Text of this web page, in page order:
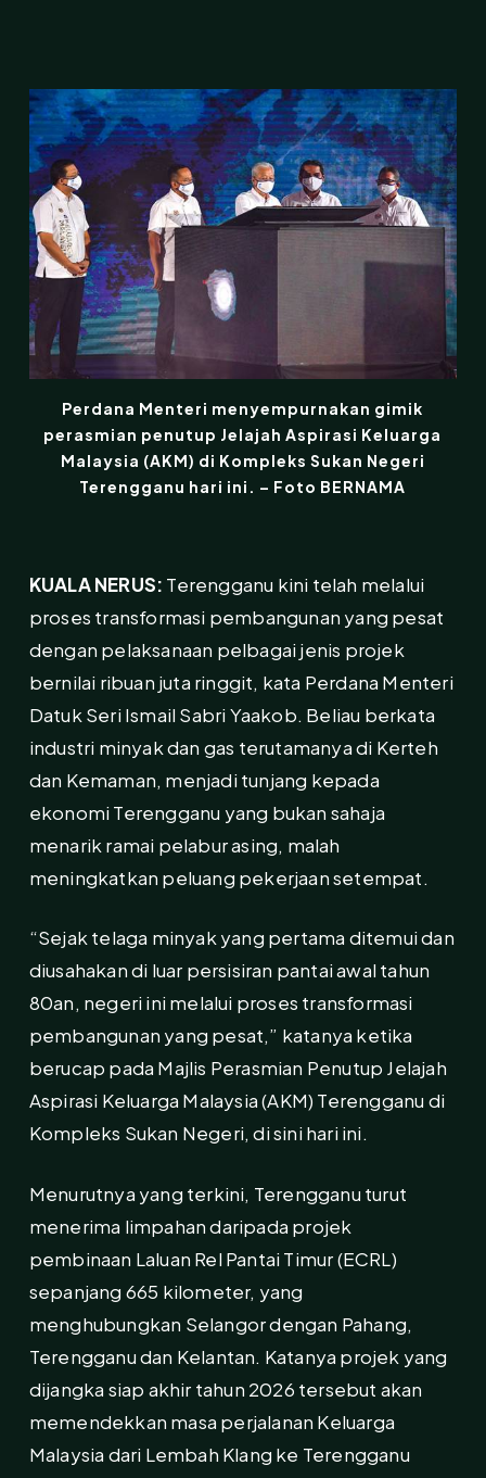
Perdana Menteri menyempurnakan gimik
perasmian penutup Jelajah Aspirasi Keluarga
Malaysia (AKM) di Kompleks Sukan Negeri
Terengganu hari ini. – Foto BERNAMA
KUALA NERUS: Terengganu kini telah melalui
proses transformasi pembangunan yang pesat
dengan pelaksanaan pelbagai jenis projek
bernilai ribuan juta ringgit, kata Perdana Menteri
Datuk Seri Ismail Sabri Yaakob. Beliau berkata
industri minyak dan gas terutamanya di Kerteh
dan Kemaman, menjadi tunjang kepada
ekonomi Terengganu yang bukan sahaja
menarik ramai pelabur asing, malah
meningkatkan peluang pekerjaan setempat.
“Sejak telaga minyak yang pertama ditemui dan
diusahakan di luar persisiran pantai awal tahun
80an, negeri ini melalui proses transformasi
pembangunan yang pesat,” katanya ketika
berucap pada Majlis Perasmian Penutup Jelajah
Aspirasi Keluarga Malaysia (AKM) Terengganu di
Kompleks Sukan Negeri, di sini hari ini.
Menurutnya yang terkini, Terengganu turut
menerima limpahan daripada projek
pembinaan Laluan Rel Pantai Timur (ECRL)
sepanjang 665 kilometer, yang
menghubungkan Selangor dengan Pahang,
Terengganu dan Kelantan. Katanya projek yang
dijangka siap akhir tahun 2026 tersebut akan
memendekkan masa perjalanan Keluarga
Malaysia dari Lembah Klang ke Terengganu